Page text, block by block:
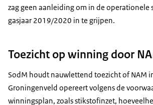
zag geen aanleiding om in de operationele
gasjaar 2019/2020 in te grijpen.
Toezicht op winning door
SodM houdt nauwlettend toezicht of NAM
Groningenveld opereert volgens de
winningsplan, zoals stikstofinzet,